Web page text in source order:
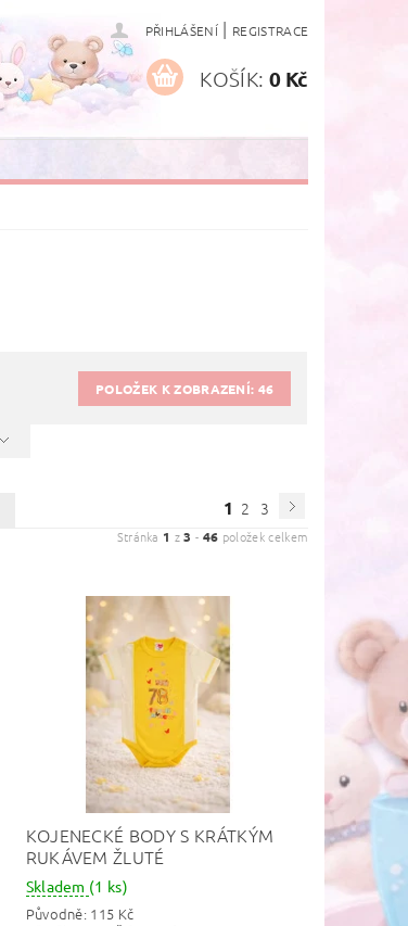
PŘIHLÁŠENÍ | REGISTRACE
KOŠÍK: 0 Kč
POLOŽEK K ZOBRAZENÍ: 46
1 2 3
Stránka 1 z3 - 46 položek celkem
KOJENECKÉ BODY S KRÁTKÝM
RUKÁVEM ŽLUTÉ
Skladem (1 ks)
Původně: 115 Kč